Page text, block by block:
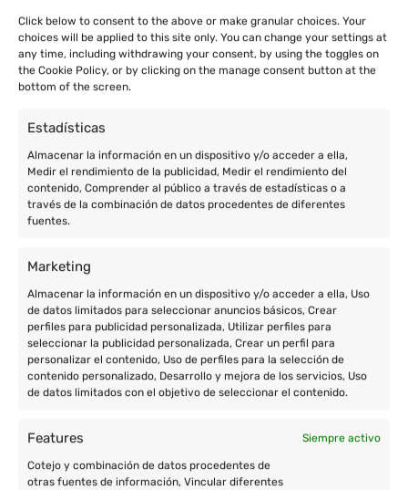
Click below to consent to the above or make granular choices. Your
choices will be applied to this site only. You can change your settings at
any time, including withdrawing your consent, by using the toggles on
the Cookie Policy, or by clicking on the manage consent button at the
bottom of the screen.
Estadísticas
Almacenar la información en un dispositivo y/o acceder a ella,
Medir el rendimiento de la publicidad, Medir el rendimiento del
contenido, Comprender al público a través de estadísticas o a
través de la combinación de datos procedentes de diferentes
fuentes.
Marketing
Almacenar la información en un dispositivo y/o acceder a ella, Uso
de datos limitados para seleccionar anuncios básicos, Crear
perfiles para publicidad personalizada, Utilizar perfiles para
seleccionar la publicidad personalizada, Crear un perfil para
personalizar el contenido, Uso de perfiles para la selección de
contenido personalizado, Desarrollo y mejora de los servicios, Uso
de datos limitados con el objetivo de seleccionar el contenido.
Features Siempre activo
Cotejo y combinación de datos procedentes de
otras fuentes de información, Vincular diferentes